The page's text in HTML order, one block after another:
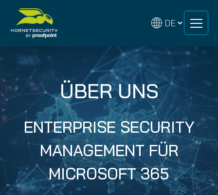
Inhalt
springen
Inhalt
springen
ÜBER UNS
ENTERPRISE SECURITY
MANAGEMENT FÜR
MICROSOFT 365